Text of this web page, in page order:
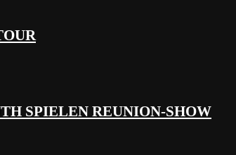
SPIELEN REUNION-SHOW